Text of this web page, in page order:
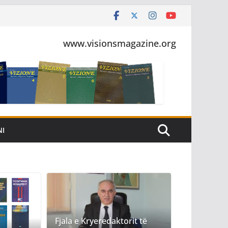
www.visionsmagazine.org
Fjala e Kryeredaktorit të